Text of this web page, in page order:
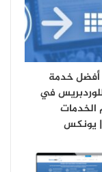
خدمة
في
الخدمات
| يونكس